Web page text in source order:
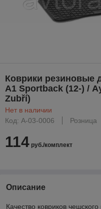
Коврики резиновые
A1 Sportback (12-) /
Zubří)
Нет в наличии
Код: A-03-0006
Розница
114 руб./комплект
Описание
Качество ковриков